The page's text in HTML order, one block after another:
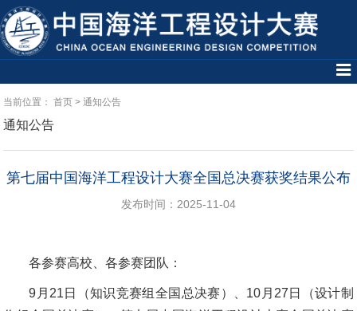
当前位置：首页 >通知公告
通知公告
第七届中国海洋工程设计大赛全国总决赛获奖结果公布
发布时间：2025-11-04
各参赛高校、各参赛团队：
9月21日（知识竞赛组全国总决赛）、10月27日（设计制